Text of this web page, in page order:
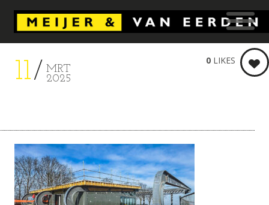
11
MRT
2025
0 LIKES